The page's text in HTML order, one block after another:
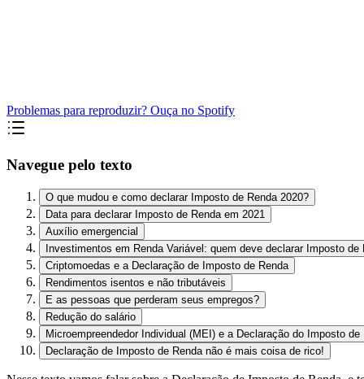
Problemas para reproduzir? Ouça no Spotify
Navegue pelo texto
O que mudou e como declarar Imposto de Renda 2020?
Data para declarar Imposto de Renda em 2021
Auxílio emergencial
Investimentos em Renda Variável: quem deve declarar Imposto de
Criptomoedas e a Declaração de Imposto de Renda
Rendimentos isentos e não tributáveis
E as pessoas que perderam seus empregos?
Redução do salário
Microempreendedor Individual (MEI) e a Declaração do Imposto de
Declaração de Imposto de Renda não é mais coisa de rico!